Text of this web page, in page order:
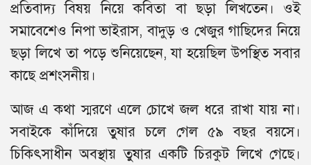
প্রতিবাদ্য বিষয় নিয়ে কবিতা বা ছড়া লিখতেন। ওই
সমাবেশেও নিপা ভাইরাস, বাদুড় ও খেজুর গাছিদের নিয়ে
ছড়া লিখে তা পড়ে শুনিয়েছেন, যা হয়েছিল উপস্থিত সবার
কাছে প্রশংসনীয়।
আজ এ কথা স্মরণে এলে চোখে জল ধরে রাখা যায় না।
সবাইকে কাঁদিয়ে তুষার চলে গেল ৫৯ বছর বয়সে।
চিকিৎসাধীন অবস্থায় তুষার একটি চিরকুট লিখে গেছে।